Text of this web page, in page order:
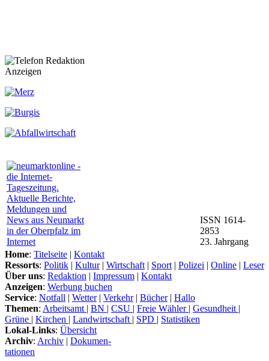
Anzeigen
ISSN 1614-
2853
23. Jahrgang
Home: Titelseite | Kontakt
Ressorts: Politik | Kultur| Wirtschaft | Sport | Polizei | Online | Leser
Über uns: Redaktion | Impressum | Kontakt
Anzeigen: Werbung buchen
Service: Notfall | Wetter| Verkehr| Bücher| Hallo
Themen: Arbeitsamt | BN | CSU | Freie Wähler | Gesundheit |
Grüne | Kirchen | Landwirtschaft | SPD | Statistiken
Lokal-Links: Übersicht
Archiv: Archiv | Dokumen-
tationen